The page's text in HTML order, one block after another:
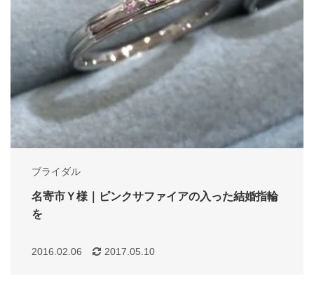
ブライダル
名寄市Ｙ様｜ピンクサファイアの入った結婚指輪
を
2016.02.06 2017.05.10